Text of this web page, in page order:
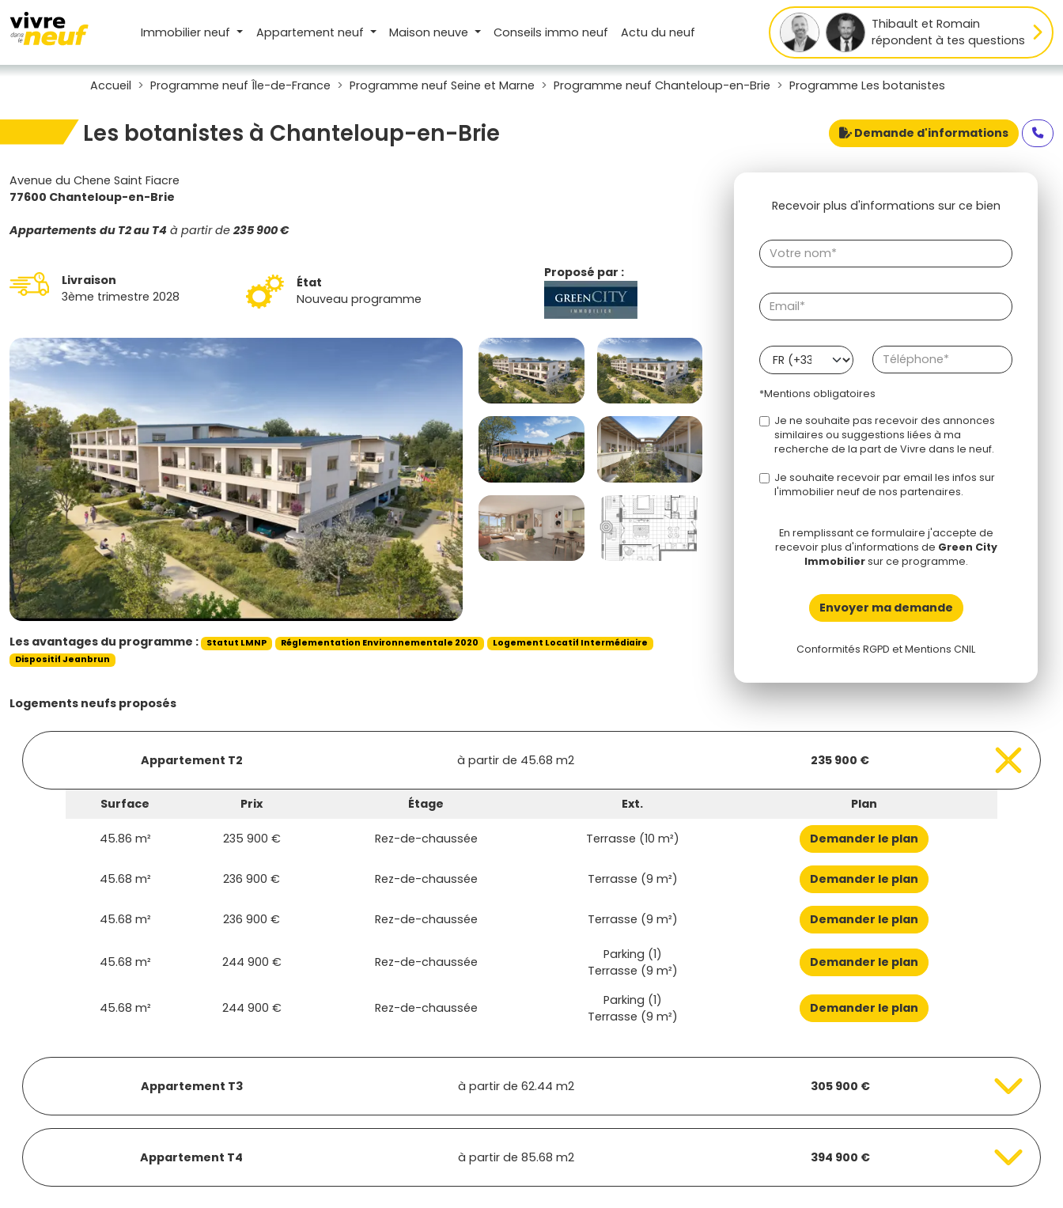
Immobilier neuf Appartement neuf Maison neuve Conseilsimmo neuf Actudu neuf
Thibault et Romain
répondent à tes questions
Accueil Programme neuf Île-de-France Programme neuf Seine et Marne Programme neuf Chanteloup-en-Brie Programme Les botanistes
Les botanistes à Chanteloup-en-Brie Demande d'informations
Avenue du Chene Saint Fiacre
77600 Chanteloup-en-Brie
Appartements du T2 au T4 à partir de 235 900 €
Livraison
3ème trimestre 2028
État
Nouveau programme
Proposé par :
Les avantages du programme : Statut LMNP Réglementation Environnementale 2020
Logement Locatif Intermédiaire
Dispositif Jeanbrun
Recevoir plus d'informations sur ce bien
*Mentions obligatoires
Je ne souhaite pas recevoir des annonces
similaires ou suggestions liées à ma
recherche de la part de Vivre dans le neuf.
Je souhaite recevoir par email les infos sur
l'immobilier neuf de nos partenaires.
En remplissant ce formulaire j'accepte de
recevoir plus d'informations de Green City
Immobiliersur ce programme.
Envoyer ma demande
Conformités RGPD et Mentions CNIL
Logements neufs proposés
Appartement T2 à partir de 45.68 m2 235 900 €
Surface Prix Étage Ext. Plan
45.86 m² 235 900 € Rez-de-chaussée Terrasse (10 m²) Demander le plan
45.68 m² 236 900 € Rez-de-chaussée Terrasse (9 m²) Demander le plan
45.68 m² 236 900 € Rez-de-chaussée Terrasse (9 m²) Demander le plan
45.68 m² 244 900 € Rez-de-chaussée
Parking (1)
Terrasse (9 m²)
Demander le plan
45.68 m² 244 900 € Rez-de-chaussée
Parking (1)
Terrasse (9 m²)
Demander le plan
Appartement T3 à partir de 62.44 m2 305 900 €
Appartement T4 à partir de 85.68 m2 394 900 €